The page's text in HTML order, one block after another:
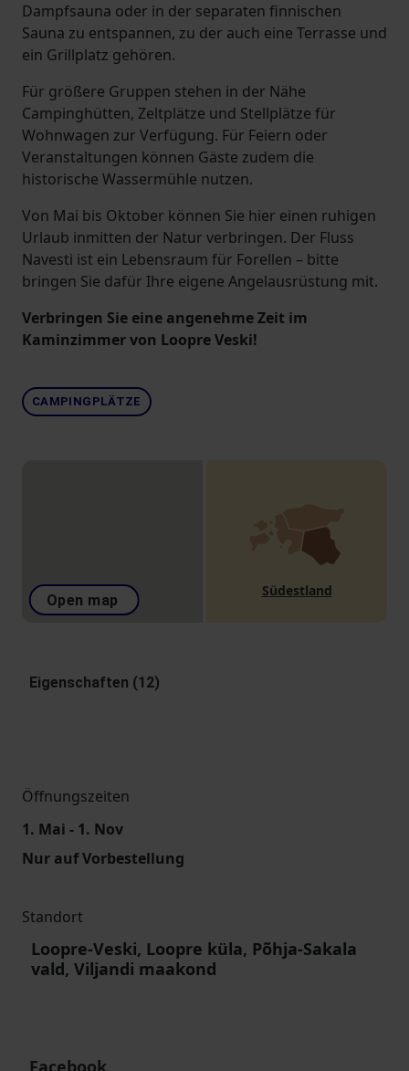
Dampfsauna oder in der separaten finnischen
Sauna zu entspannen, zu der auch eine Terrasse und
ein Grillplatz gehören.
Für größere Gruppen stehen in der Nähe
Campinghütten, Zeltplätze und Stellplätze für
Wohnwagen zur Verfügung. Für Feiern oder
Veranstaltungen können Gäste zudem die
historische Wassermühle nutzen.
Von Mai bis Oktober können Sie hier einen ruhigen
Urlaub inmitten der Natur verbringen. Der Fluss
Navesti ist ein Lebensraum für Forellen – bitte
bringen Sie dafür Ihre eigene Angelausrüstung mit.
Verbringen Sie eine angenehme Zeit im
Kaminzimmer von Loopre Veski!
CAMPINGPLÄTZE
Open map
Südestland
Eigenschaften (12)
Öffnungszeiten
1. Mai - 1. Nov
Nur auf Vorbestellung
Standort
Loopre-Veski, Loopre küla, Põhja-Sakala
vald, Viljandi maakond
Facebook